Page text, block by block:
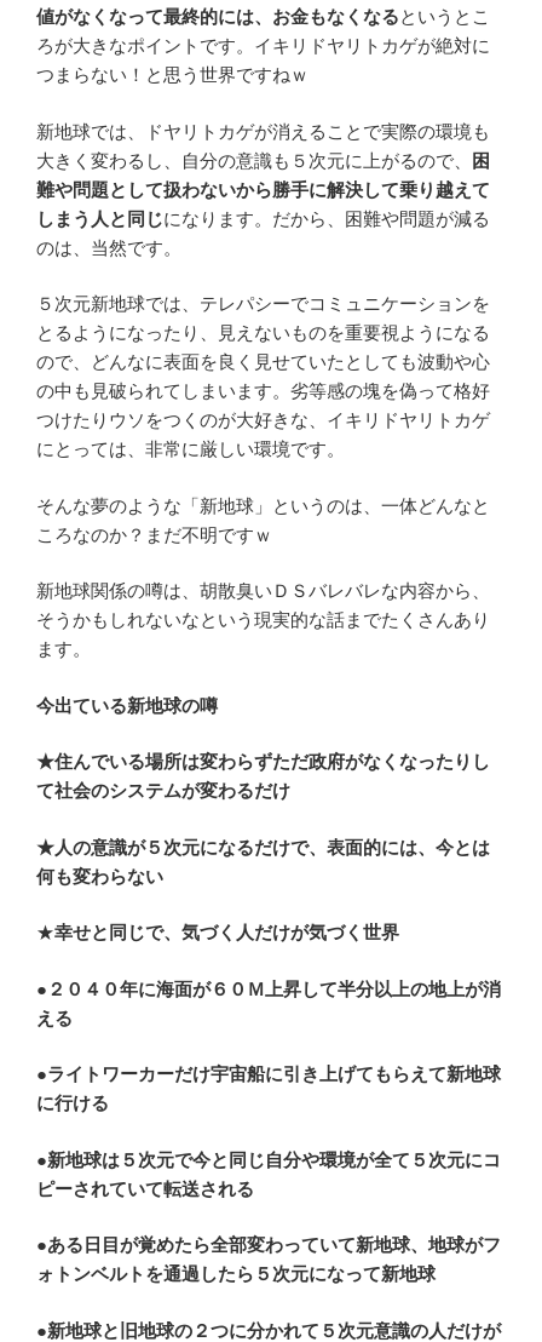
値がなくなって最終的には、お金もなくなるというとこ
ろが大きなポイントです。イキリドヤリトカゲが絶対に
つまらない！と思う世界ですねｗ
新地球では、ドヤリトカゲが消えることで実際の環境も
大きく変わるし、自分の意識も５次元に上がるので、
困
難や問題として扱わないから勝手に解決して乗り越えて
しまう人と同じになります。だから、困難や問題が減る
のは、当然です。
５次元新地球では、テレパシーでコミュニケーションを
とるようになったり、見えないものを重要視ようになる
ので、どんなに表面を良く見せていたとしても波動や心
の中も見破られてしまいます。劣等感の塊を偽って格好
つけたりウソをつくのが大好きな、イキリドヤリトカゲ
にとっては、非常に厳しい環境です。
そんな夢のような「新地球」というのは、一体どんなと
ころなのか？まだ不明ですｗ
新地球関係の噂は、胡散臭いＤＳバレバレな内容から、
そうかもしれないなという現実的な話までたくさんあり
ます。
今出ている新地球の噂
★住んでいる場所は変わらずただ政府がなくなったりし
て社会のシステムが変わるだけ
★人の意識が５次元になるだけで、表面的には、今とは
何も変わらない
★幸せと同じで、気づく人だけが気づく世界
●２０４０年に海面が６０Ｍ上昇して半分以上の地上が消
える
●ライトワーカーだけ宇宙船に引き上げてもらえて新地球
に行ける
●新地球は５次元で今と同じ自分や環境が全て５次元にコ
ピーされていて転送される
●ある日目が覚めたら全部変わっていて新地球、地球がフ
ォトンベルトを通過したら５次元になって新地球
●新地球と旧地球の２つに分かれて５次元意識の人だけが